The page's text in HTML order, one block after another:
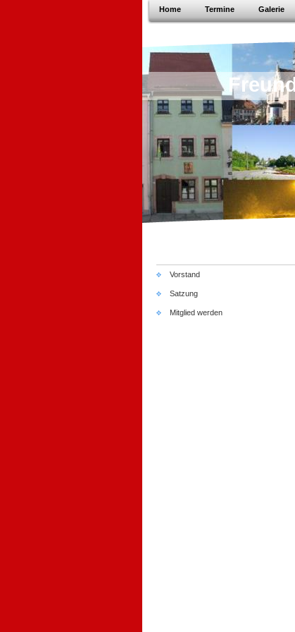
Home Termine Galerie
Vorstand
Satzung
Mitglied werden